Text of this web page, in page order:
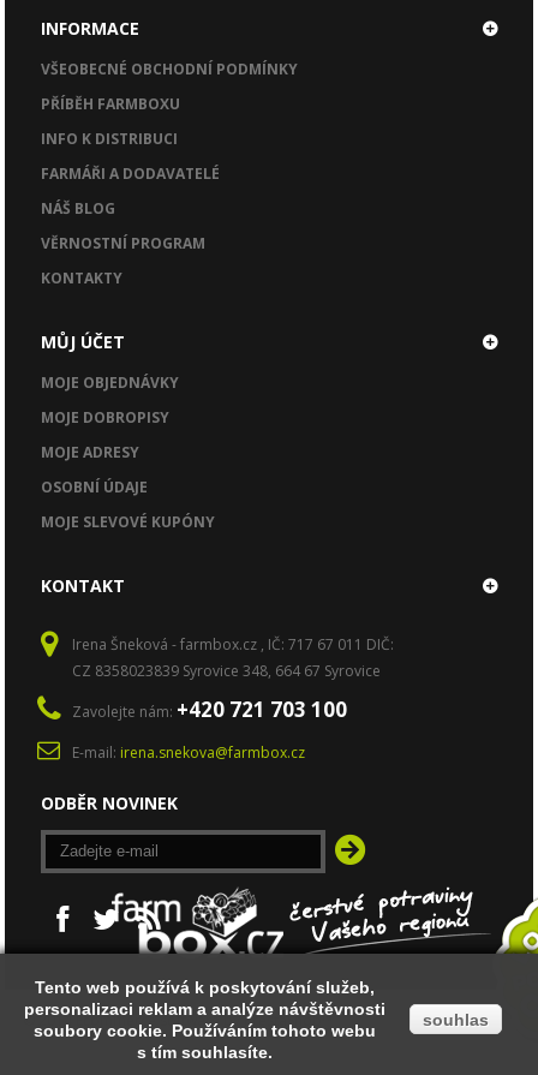
Tento web používá k poskytování služeb,
personalizaci reklam a analýze návštěvnosti
soubory cookie. Používáním tohoto webu
s tím souhlasíte.
souhlas
INFORMACE
VŠEOBECNÉ OBCHODNÍ PODMÍNKY
PŘÍBĚH FARMBOXU
INFO K DISTRIBUCI
FARMÁŘI A DODAVATELÉ
NÁŠ BLOG
VĚRNOSTNÍ PROGRAM
KONTAKTY
© 2014Ecommerce software by PrestaShop™
MŮJ ÚČET
MOJE OBJEDNÁVKY
MOJE DOBROPISY
MOJE ADRESY
OSOBNÍ ÚDAJE
MOJE SLEVOVÉ KUPÓNY
KONTAKT
Irena Šneková - farmbox.cz , IČ: 717 67 011 DIČ:
CZ 8358023839 Syrovice 348, 664 67 Syrovice
Zavolejte nám: +420 721 703 100
E-mail: irena.snekova@farmbox.cz
ODBĚR NOVINEK
Tento web používá k poskytování služeb,
personalizaci reklam a analýze návštěvnosti
soubory cookie. Používáním tohoto webu
s tím souhlasíte.
souhlas